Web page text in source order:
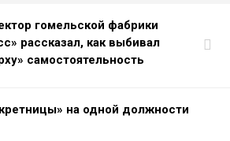
гомельской фабрики
рассказал, как выбивал
самостоятельность
на одной должности